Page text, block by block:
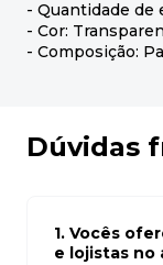
- Quantidade de
- Cor:
- Composição:
Dúvidas
1. Vocês
e lojistas no